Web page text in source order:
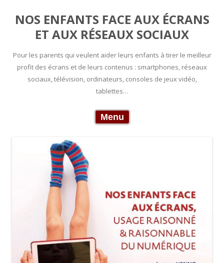
NOS ENFANTS FACE AUX ÉCRANS
ET AUX RÉSEAUX SOCIAUX
Pour les parents qui veulent aider leurs enfants à tirer le meilleur
profit des écrans et de leurs contenus : smartphones, réseaux
sociaux, télévision, ordinateurs, consoles de jeux vidéo,
tablettes…
Menu